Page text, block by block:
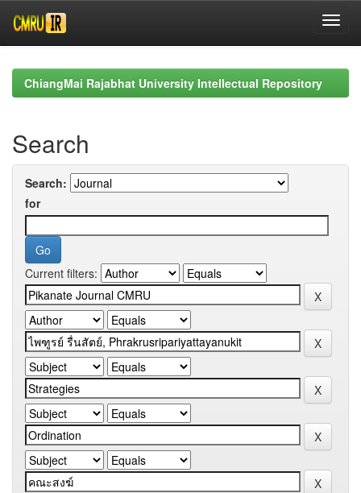
navigationChiangMai Rajabhat University Intellectual Repository
Search
Search:
for
Current filters: